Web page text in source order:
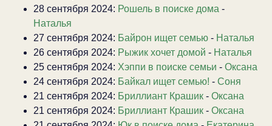
28 сентября 2024: Рошель в поиске дома -
Наталья
27 сентября 2024: Байрон ищет семью - Наталья
26 сентября 2024: Рыжик хочет домой - Наталья
25 сентября 2024: Хэппи в поиске семьи - Оксана
24 сентября 2024: Байкал ищет семью! - Соня
21 сентября 2024: Бриллиант Крашик - Оксана
21 сентября 2024: Бриллиант Крашик - Оксана